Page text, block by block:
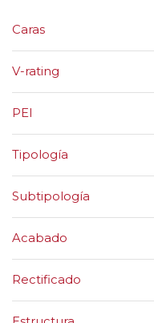
Caras
V-rating
PEI
Tipología
Subtipología
Acabado
Rectificado